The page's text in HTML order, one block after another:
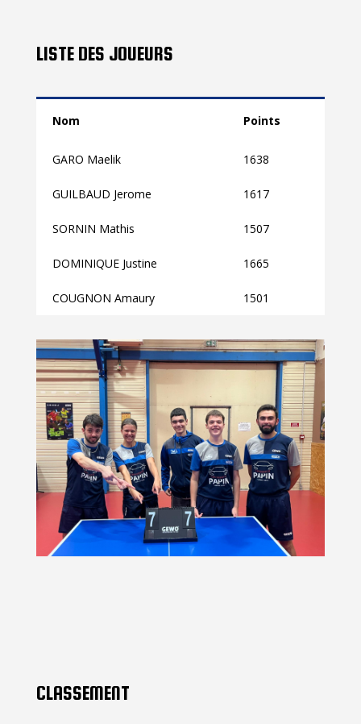
LISTE DES JOUEURS
Nom Points
GARO Maelik 1638
GUILBAUD Jerome 1617
SORNIN Mathis 1507
DOMINIQUE Justine 1665
COUGNON Amaury 1501
CLASSEMENT